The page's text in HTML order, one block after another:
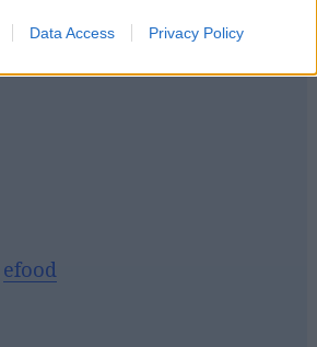
Data Access Privacy Policy
efood